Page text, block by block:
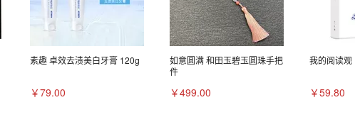
素趣 卓效去渍美白牙膏 120g
￥79.00
如意圆满 和田玉碧玉圆珠手把
件
￥499.00
我的阅读观
￥59.80